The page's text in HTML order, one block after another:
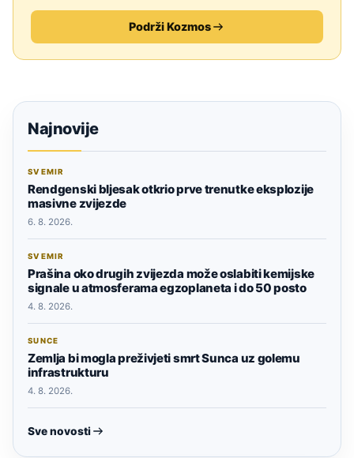
Podrži Kozmos
Najnovije
SVEMIR
Rendgenski bljesak otkrio prve trenutke eksplozije
masivne zvijezde
6. 8. 2026.
SVEMIR
Prašina oko drugih zvijezda može oslabiti kemijske
signale u atmosferama egzoplaneta i do 50 posto
4. 8. 2026.
SUNCE
Zemlja bi mogla preživjeti smrt Sunca uz golemu
infrastrukturu
4. 8. 2026.
Sve novosti